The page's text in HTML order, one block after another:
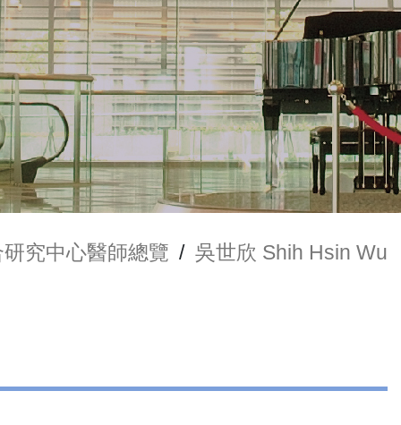
究中心醫師總覽 / 吳世欣 Shih Hsin Wu